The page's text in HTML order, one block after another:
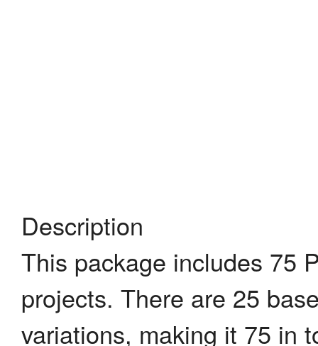
Description
This package includes 75
projects. There are 25
variations, making it 75 in